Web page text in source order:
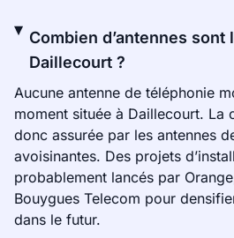
Combien d’antennes sont
Daillecourt ?
Aucune antenne de téléphonie
moment située à Daillecourt. La
donc assurée par les antennes
avoisinantes. Des projets
probablement lancés par
Bouygues Telecom pour
dans le futur.